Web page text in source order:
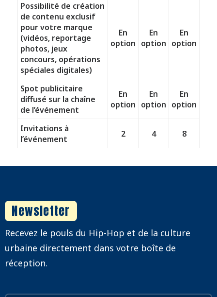
Possibilité de création
de contenu exclusif
pour votre marque
(vidéos, reportage
photos, jeux
concours, opérations
spéciales digitales)
En
option
En
option
En
option
Spot publicitaire
diffusé sur la chaîne
de l’événement
En
option
En
option
En
option
Invitations à
l’événement
2 4 8
Newsletter
Recevez le pouls du Hip-Hop et de la culture
urbaine directement dans votre boîte de
réception.